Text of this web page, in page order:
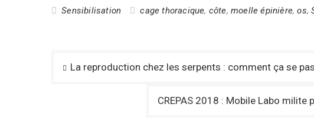
Sensibilisation cage thoracique, côte,moelle épinière,os,
Navigation
La reproduction chez les serpents : comment ça se
CREPAS 2018 : Mobile Labo